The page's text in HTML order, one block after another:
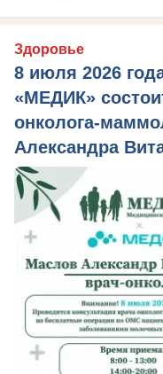
Здоровье
8 июля 2026
«МЕДИК»
онколога-
Александра